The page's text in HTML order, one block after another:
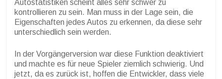
Autostatistiken scheint alles sehr schwer zu
kontrollieren zu sein. Man muss in der Lage sein, die
Eigenschaften jedes Autos zu erkennen, da diese sehr
unterschiedlich sein werden.
In der Vorgängerversion war diese Funktion deaktiviert
und machte es für neue Spieler ziemlich schwierig. Und
jetzt, da es zurück ist, hoffen die Entwickler, dass viele